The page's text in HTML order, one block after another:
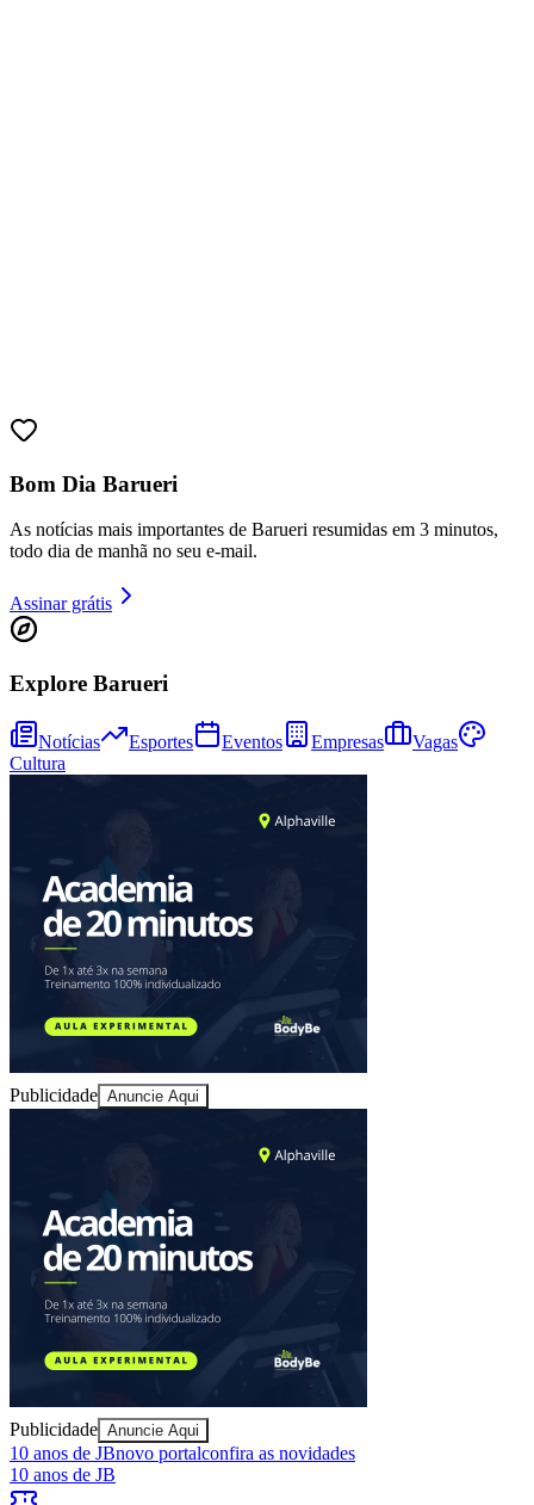
Bom Dia Barueri
As notícias mais importantes de Barueri resumidas em 3 minutos,
todo dia de manhã no seu e-mail.
Assinar grátis
Explore Barueri
Notícias Esportes Eventos Empresas
Vagas
Cultura
Publicidade Anuncie Aqui
Publicidade Anuncie Aqui
10 anos de JBnovo portalconfira as novidades
10 anos de JB